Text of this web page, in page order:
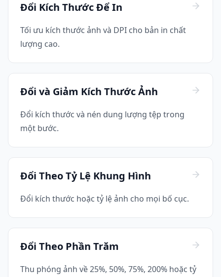
Đổi Kích Thước Để In
Tối ưu kích thước ảnh và DPI cho bản in chất
lượng cao.
Đổi và Giảm Kích Thước Ảnh
Đổi kích thước và nén dung lượng tệp trong
một bước.
Đổi Theo Tỷ Lệ Khung Hình
Đổi kích thước hoặc tỷ lệ ảnh cho mọi bố cục.
Đổi Theo Phần Trăm
Thu phóng ảnh về 25%, 50%, 75%, 200% hoặc tỷ